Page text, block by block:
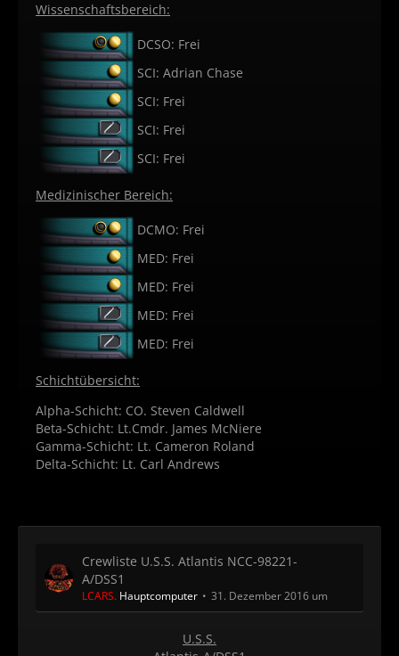
Wissenschaftsbereich:
DCSO: Frei
SCI: Adrian Chase
SCI: Frei
SCI: Frei
SCI: Frei
Medizinischer Bereich:
DCMO: Frei
MED: Frei
MED: Frei
MED: Frei
MED: Frei
Schichtübersicht:
Alpha-Schicht: CO. Steven Caldwell
Beta-Schicht: Lt.Cmdr. James McNiere
Gamma-Schicht: Lt. Cameron Roland
Delta-Schicht: Lt. Carl Andrews
Crewliste U.S.S. Atlantis NCC-98221-
A/DSS1
LCARS. Hauptcomputer 31. Dezember 2016 um 05:55
U.S.S.